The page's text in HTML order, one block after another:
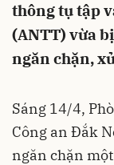
thông tụ tập
(ANTT) vừa
ngăn chặn,
Sáng 14/4,
Công an Đắk
ngăn chặn